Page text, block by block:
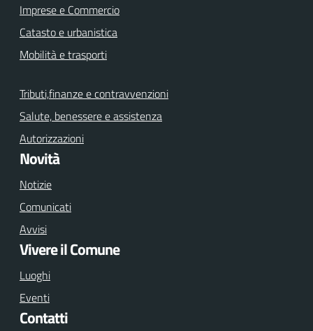
Imprese e Commercio
Catasto e urbanistica
Mobilità e trasporti
Tributi,finanze e contravvenzioni
Salute, benessere e assistenza
Autorizzazioni
Novità
Notizie
Comunicati
Avvisi
Vivere il Comune
Luoghi
Eventi
Contatti